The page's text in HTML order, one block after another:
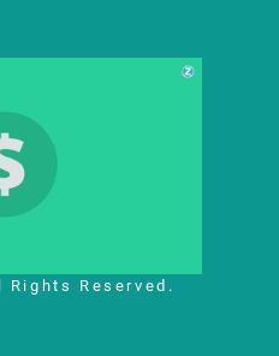
Reserved.